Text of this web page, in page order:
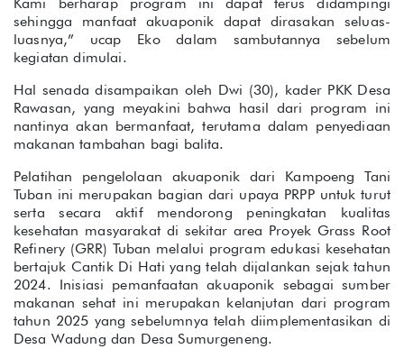
sehingga manfaat akuaponik dapat dirasakan seluas-
luasnya,” ucap Eko dalam sambutannya sebelum
kegiatan dimulai.
Hal senada disampaikan oleh Dwi (30), kader PKK Desa
Rawasan, yang meyakini bahwa hasil dari program ini
nantinya akan bermanfaat, terutama dalam penyediaan
makanan tambahan bagi balita.
Pelatihan pengelolaan akuaponik dari Kampoeng Tani
Tuban ini merupakan bagian dari upaya PRPP untuk turut
serta secara aktif mendorong peningkatan kualitas
kesehatan masyarakat di sekitar area Proyek Grass Root
Refinery (GRR) Tuban melalui program edukasi kesehatan
bertajuk Cantik Di Hati yang telah dijalankan sejak tahun
2024. Inisiasi pemanfaatan akuaponik sebagai sumber
makanan sehat ini merupakan kelanjutan dari program
tahun 2025 yang sebelumnya telah diimplementasikan di
Desa Wadung dan Desa Sumurgeneng.